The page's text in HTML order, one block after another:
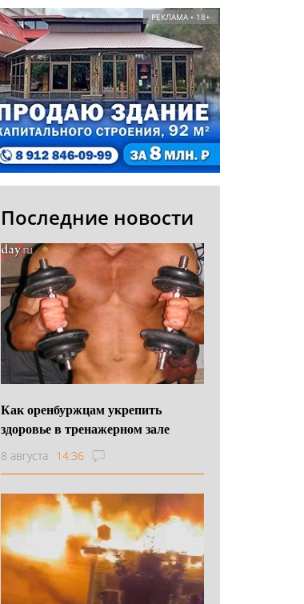
РЕКЛАМА • 18+
Последние новости
Как оренбуржцам укрепить
здоровье в тренажерном зале
8 августа 14:36